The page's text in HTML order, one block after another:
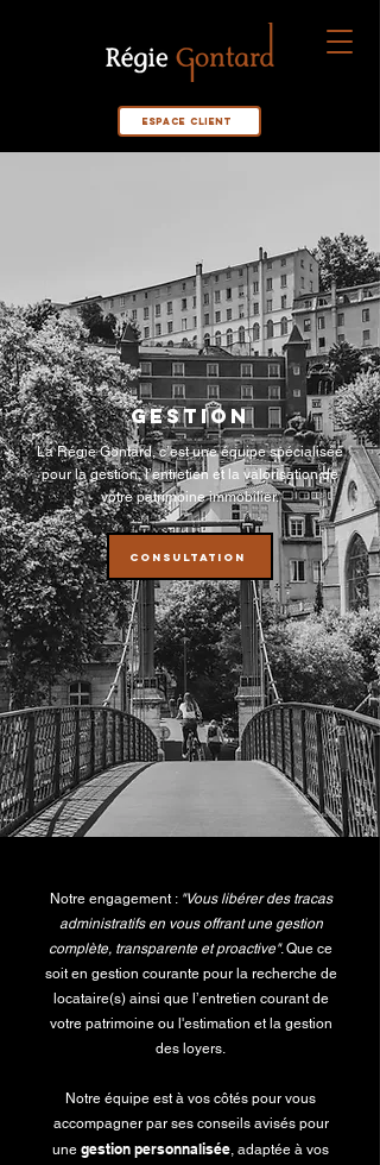
Espace Client
GESTION
La Régie Gontard, c’est une équipe spécialisée
pour la gestion, l’entretien et la valorisation de
votre patrimoine immobilier.
CONSULTATION
Notre engagement : "Vous libérer des tracas
administratifs en vous offrant une gestion
complète, transparente et proactive". Que ce
soit en gestion courante pour la recherche de
locataire(s) ainsi que l’entretien courant de
votre patrimoine ou l'estimation et la gestion
des loyers.
Notre équipe est à vos côtés pour vous
accompagner par ses conseils avisés pour
une gestion personnalisée, adaptée à vos